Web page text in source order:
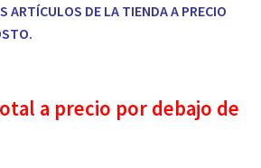
ARTÍCULOS DE LA TIENDA A PRECIO
a precio por debajo de